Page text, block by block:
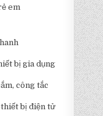
em
bị gia dụng
công tắc
bị điện tử